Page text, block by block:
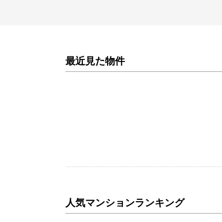
最近見た物件
人気マンションランキング